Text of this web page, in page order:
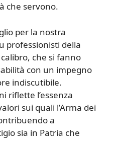
che servono.
per la nostra
professionisti della
che si fanno
con un impegno
indiscutibile.
riflette l’essenza
sui quali l’Arma dei
a
sia in Patria che